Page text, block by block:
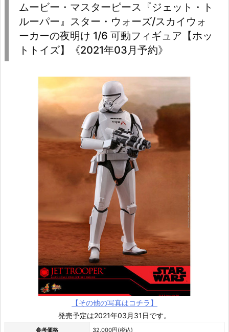
ムービー・マスターピース『ジェット・ト
ルーパー』スター・ウォーズ/スカイウォ
ーカーの夜明け 1/6 可動フィギュア【ホッ
トトイズ】《2021年03月予約》
【その他の写真はコチラ】
発売予定は2021年03月31日です。
参考価格 32,000円(税込)